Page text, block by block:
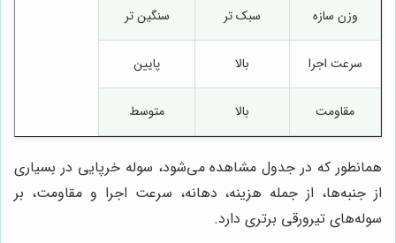
وزن سازه سبک تر سنگین تر
سرعت اجرا بالا پایین
مقاومت بالا متوسط
همانطور که در جدول مشاهده می‌شود، سوله خرپایی در بسیاری
از جنبه‌ها، از جمله هزینه، دهانه، سرعت اجرا و مقاومت، بر
سوله‌های تیرورقی برتری دارد.